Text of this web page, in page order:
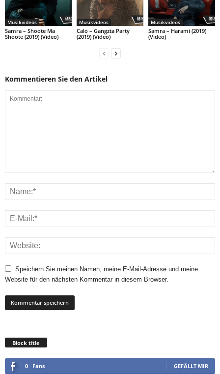
Musikvideos
Samra – Shoote Ma
Shoote (2019) (Video)
Musikvideos
Calo – Gangzta Party
(2019) (Video)
Musikvideos
Samra – Harami (2019)
(Video)
Kommentieren Sie den Artikel
Speichern Sie meinen Namen, meine E-Mail-Adresse und meine
Website für den nächsten Kommentar in diesem Browser.
Block title
0 Fans GEFÄLLT MIR